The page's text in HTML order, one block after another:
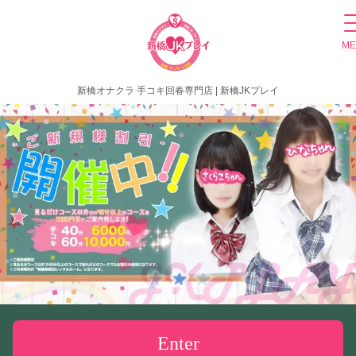
新橋オナクラ 手コキ回春専門店 | 新橋JKプレイ
Enter